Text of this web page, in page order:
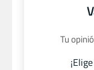
Tu